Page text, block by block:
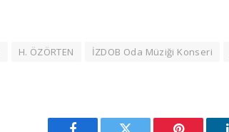
H. ÖZÖRTEN İZDOB Oda Müziği Konseri